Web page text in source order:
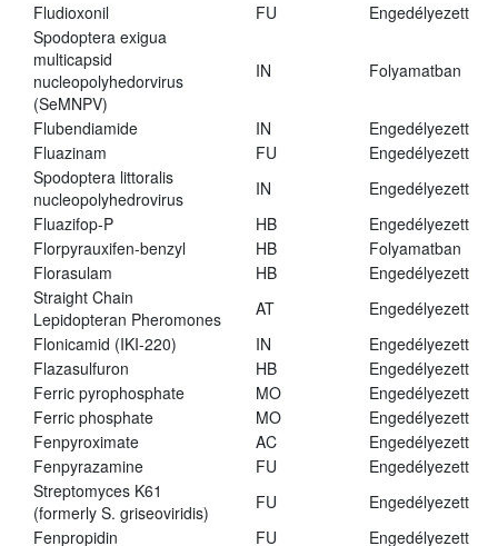
Fludioxonil FU
Engedélyezett
Spodoptera exigua
multicapsid
nucleopolyhedorvirus
(SeMNPV)
IN Folyamatban
Flubendiamide IN
Engedélyezett
Fluazinam
FU
Engedélyezett
Spodoptera littoralis
nucleopolyhedrovirus
IN
Engedélyezett
Fluazifop-P
HB
Engedélyezett
Florpyrauxifen-benzyl
HB
Folyamatban
Florasulam
HB
Engedélyezett
Straight Chain
Lepidopteran Pheromones
AT
Engedélyezett
Flonicamid (IKI-220)
IN
Engedélyezett
Flazasulfuron
HB
Engedélyezett
Ferric pyrophosphate
MO
Engedélyezett
Ferric phosphate
MO
Engedélyezett
Fenpyroximate
AC
Engedélyezett
Fenpyrazamine
FU
Engedélyezett
Streptomyces K61
(formerly S. griseoviridis)
FU
Engedélyezett
Fenpropidin
FU Engedélyezett